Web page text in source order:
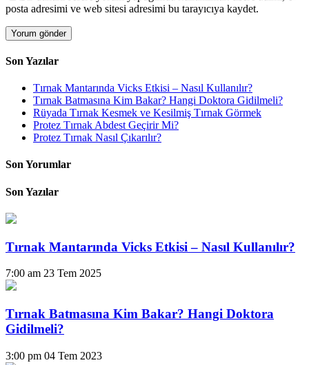
posta adresimi ve web sitesi adresimi bu tarayıcıya kaydet.
Son Yazılar
Tırnak Mantarında Vicks Etkisi – Nasıl Kullanılır?
Tırnak Batmasına Kim Bakar? Hangi Doktora Gidilmeli?
Rüyada Tırnak Kesmek ve Kesilmiş Tırnak Görmek
Protez Tırnak Abdest Geçirir Mi?
Protez Tırnak Nasıl Çıkarılır?
Son Yorumlar
Son Yazılar
Tırnak Mantarında Vicks Etkisi – Nasıl Kullanılır?
7:00 am 23 Tem 2025
Tırnak Batmasına Kim Bakar? Hangi Doktora
Gidilmeli?
3:00 pm 04 Tem 2023